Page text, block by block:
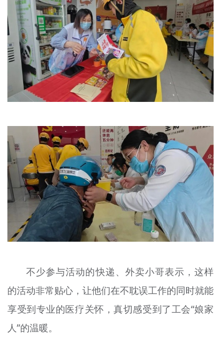
不少参与活动的快递、外卖小哥表示，这样
的活动非常贴心，让他们在不耽误工作的同时就能
享受到专业的医疗关怀，真切感受到了工会“娘家
人”的温暖。